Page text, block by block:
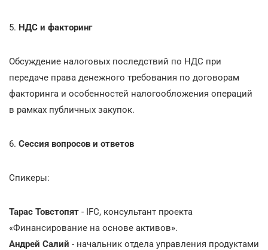
5. НДС и факторинг
Обсуждение налоговых последствий по НДС при
передаче права денежного требования по договорам
факторинга и особенностей налогообложения операций
в рамках публичных закупок.
6. Сессия вопросов и ответов
Спикеры:
Тарас Товстопят - IFC, консультант проекта
«Финансирование на основе активов».
Андрей Салий - начальник отдела управления продуктами